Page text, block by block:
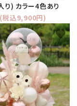
り) カラー4色あり
込9,900円)
favorite